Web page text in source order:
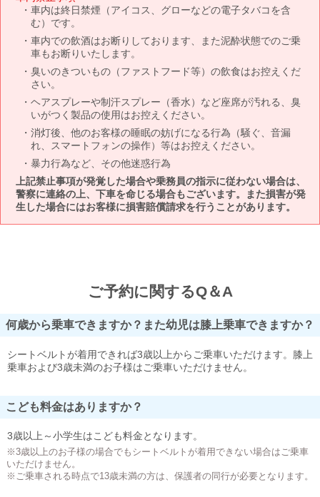
車内は終日禁煙（アイコス、グローなどの電子タバコを含
む）です。
車内での飲酒はお断りしております、また泥酔状態でのご乗
車もお断りいたします。
臭いのきついもの（ファストフード等）の飲食はお控えくだ
さい。
ヘアスプレーや制汗スプレー（香水）など座席が汚れる、臭
いがつく製品の使用はお控えください。
消灯後、他のお客様の睡眠の妨げになる行為（騒ぐ、音漏
れ、スマートフォンの操作）等はお控えください。
暴力行為など、その他迷惑行為
上記禁止事項が発覚した場合や乗務員の指示に従わない場合は、
警察に連絡の上、下車を命じる場合もございます。また損害が発
生した場合にはお客様に損害賠償請求を行うことがあります。
ご予約に関するQ＆A
何歳から乗車できますか？また幼児は膝上乗車できますか？
シートベルトが着用できれば3歳以上からご乗車いただけます。膝上
乗車および3歳未満のお子様はご乗車いただけません。
こども料金はありますか？
3歳以上～小学生はこども料金となります。
※3歳以上のお子様の場合でもシートベルトが着用できない場合はご乗車
いただけません。
※ご乗車される時点で13歳未満の方は、保護者の同行が必要となります。